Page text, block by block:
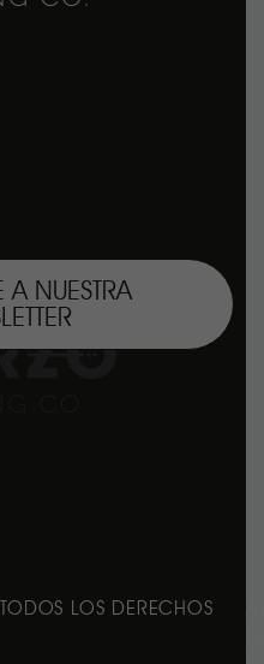
A NUESTRA
LOS DERECHOS